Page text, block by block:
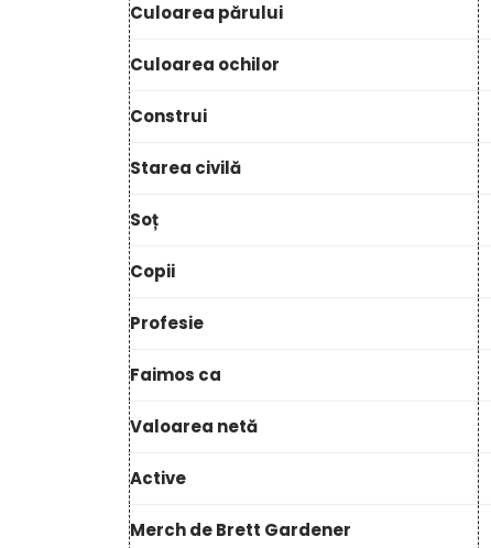
Culoarea părului
Culoarea ochilor
Construi
Starea civilă
Soț
Copii
Profesie
Faimos ca
Valoarea netă
Active
Merch de Brett Gardener